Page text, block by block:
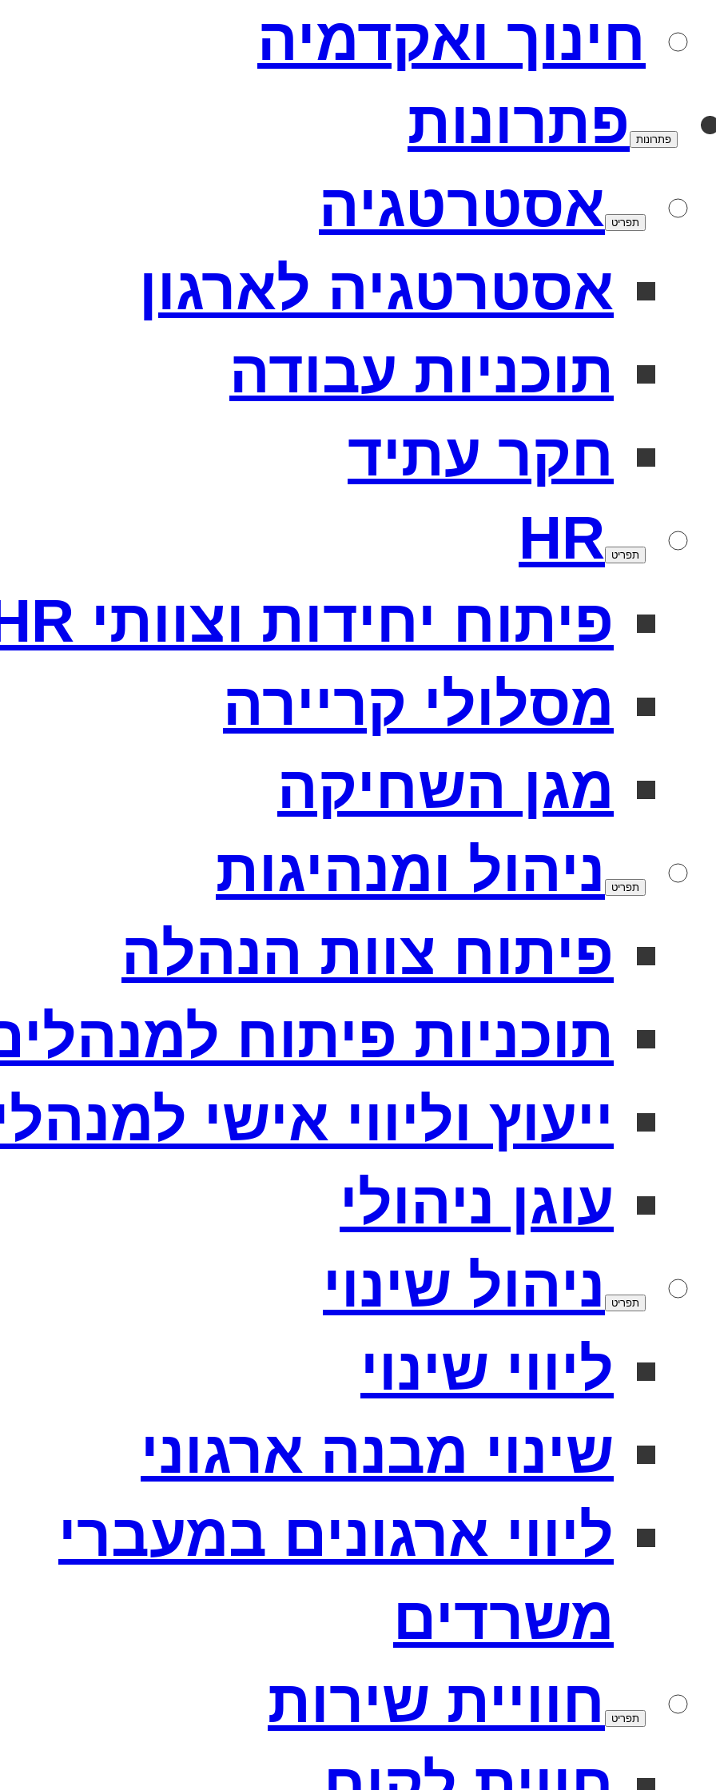
חינוך ואקדמיה
פתרונות פתרונות
תפריט
אסטרטגיה
אסטרטגיה לארגון
תוכניות עבודה
חקר עתיד
תפריט
HR
פיתוח יחידות וצוותי HR
מסלולי קריירה
מגן השחיקה
תפריט
ניהול ומנהיגות
פיתוח צוות הנהלה
תוכניות פיתוח
ייעוץ וליווי אישי
עוגן ניהולי
תפריט
ניהול שינוי
ליווי שינוי
שינוי מבנה ארגוני
ליווי ארגונים במעברי
משרדים
תפריט
חוויית שירות